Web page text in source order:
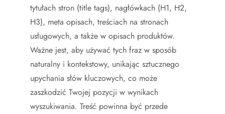
tytułach stron (title tags), nagłówkach (H1, H2,
H3), meta opisach, treściach na stronach
usługowych, a także w opisach produktów.
Ważne jest, aby używać tych fraz w sposób
naturalny i kontekstowy, unikając sztucznego
upychania słów kluczowych, co może
zaszkodzić Twojej pozycji w wynikach
wyszukiwania. Treść powinna być przede